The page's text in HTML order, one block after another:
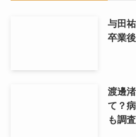
与田
卒業
渡邊
て？
も調査